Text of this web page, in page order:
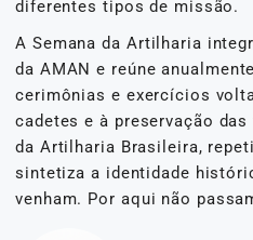
diferentes tipos de missão.
A Semana da Artilharia
da AMAN e reúne
cerimônias e exercícios
cadetes e à preservação
da Artilharia Brasileira,
sintetiza a identidade
venham. Por aqui não